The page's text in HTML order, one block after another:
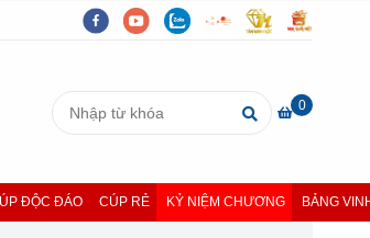
0
ĐỘC ĐÁO CÚP RẺ KỶ NIỆM CHƯƠNG BẢNG